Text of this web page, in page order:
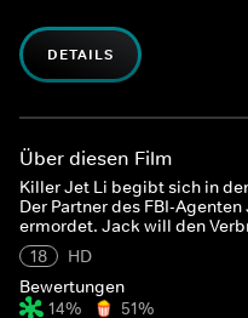
DETAILS
Über diesen Film
Killer Jet Li begibt sich in
Der Partner des FBI-
ermordet. Jack will den
18
HD
Bewertungen
14%
51%